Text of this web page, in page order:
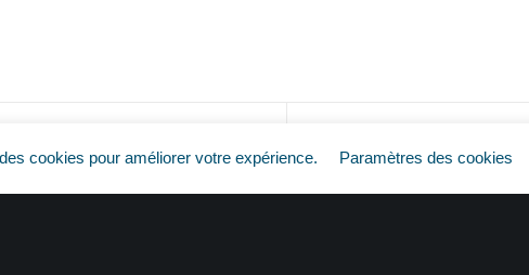
Factures impayées : pas de règlement, pas d’impôt ?
cookies pour améliorer votre expérience. Paramètres des cookies